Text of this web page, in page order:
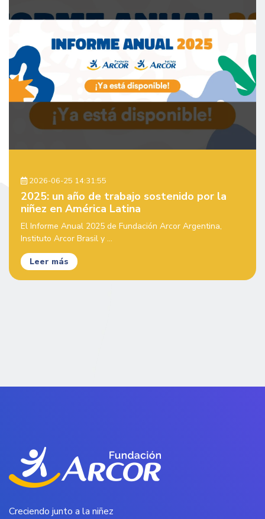
2026-06-25 14:31:55
2025: un año de trabajo sostenido por la
niñez en América Latina
El Informe Anual 2025 de Fundación Arcor Argentina,
Instituto Arcor Brasil y ...
Leer más
Creciendo junto a la niñez